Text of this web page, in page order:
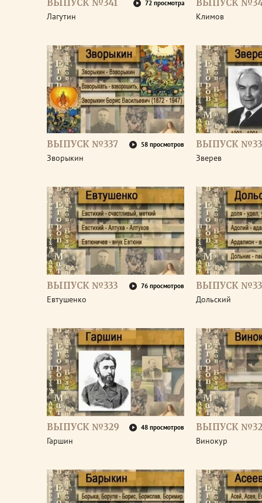
ВЫПУСК №341 72 просмотра
Лагутин
ВЫПУСК
Климов
ВЫПУСК №337 58 просмотров
Зворыкин
ВЫПУСК
Зверев
ВЫПУСК №333 76 просмотров
Евтушенко
ВЫПУСК
Дольский
ВЫПУСК №329 48 просмотров
Гаршин
ВЫПУСК
Винокур